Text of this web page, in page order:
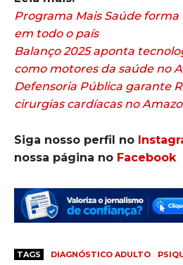
Programa Mais Saúde forma
em todo o país
Balanço 2025 aponta
como motores da saúde no
Defensoria Pública garante
cirurgias cardíacas no
Siga nosso perfil no
nossa página no Facebook
TAGS DIAGNÓSTICO ADULTO